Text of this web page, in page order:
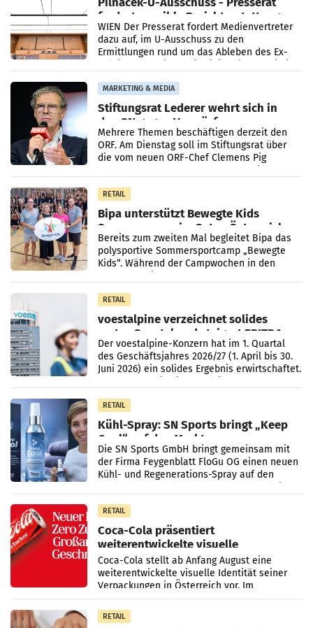
fordert sensible Berichterstattung
WIEN Der Presserat fordert Medienvertreter
dazu auf, im U-Ausschuss zu den
Ermittlungen rund um das Ableben des Ex-
MARKETING & MEDIA
Stiftungsrat Lederer wehrt sich in
den SN gegen Vorwürfe
Mehrere Themen beschäftigen derzeit den
ORF. Am Dienstag soll im Stiftungsrat über
die vom neuen ORF-Chef Clemens Pig
RETAIL
Bipa unterstützt Bewegte Kids
Sommercamps im Osten Österreichs
Bereits zum zweiten Mal begleitet Bipa das
polysportive Sommersportcamp „Bewegte
Kids“. Während der Campwochen in den
RETAIL
voestalpine verzeichnet solides
erstes Quartal und steigert EBITDA
Der voestalpine-Konzern hat im 1. Quartal
des Geschäftsjahres 2026/27 (1. April bis 30.
Juni 2026) ein solides Ergebnis erwirtschaftet.
RETAIL
Kühl-Spray: SN Sports bringt „Keep
Cool“ auf den Markt
Die SN Sports GmbH bringt gemeinsam mit
der Firma Feygenblatt FloGu OG einen neuen
Kühl- und Regenerations-Spray auf den
RETAIL
Coca-Cola präsentiert
weiterentwickelte visuelle
Markenidentität
Coca-Cola stellt ab Anfang August eine
weiterentwickelte visuelle Identität seiner
Verpackungen in Österreich vor. Im
Mittelpunkt des Redesigns stehen zentrale
Gestaltungselemente
RETAIL